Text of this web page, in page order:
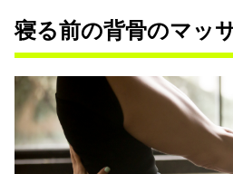
寝る前の背骨のマッ